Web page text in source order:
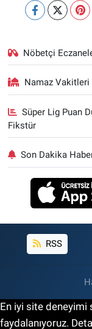
Nöbetçi
Namaz Vakitleri
Süper Lig Puan
Fikstür
Son Dakika
RSS
En iyi site
faydalanıyoruz.